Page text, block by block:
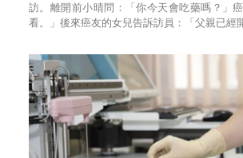
訪。離開前小晴問：「你今天會吃藥嗎？」
看。」後來癌友的女兒告訴訪員：「父親已經